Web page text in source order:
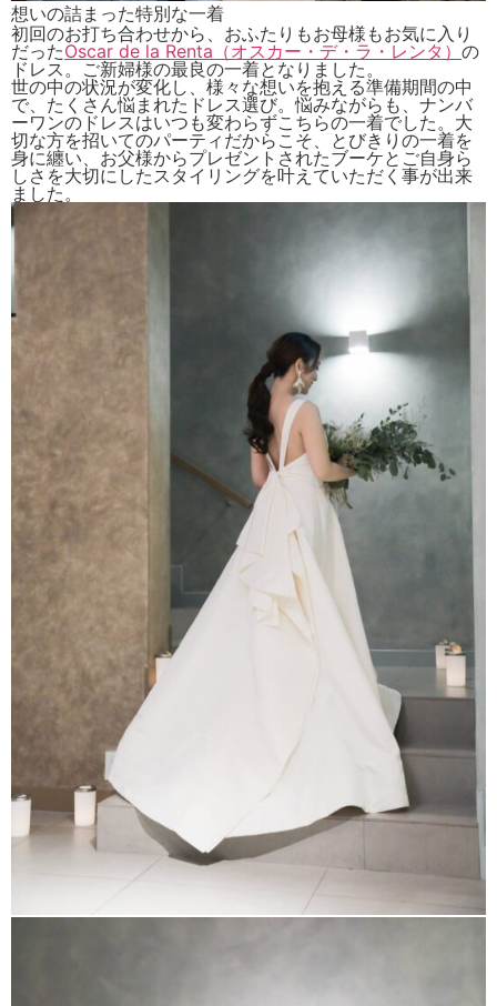
想いの詰まった特別な一着
初回のお打ち合わせから、おふたりもお母様もお気に入り
だったOscar de la Renta（オスカー・デ・ラ・レンタ） の
ドレス。ご新婦様の最良の一着となりました。
世の中の状況が変化し、様々な想いを抱える準備期間の中
で、たくさん悩まれたドレス選び。悩みながらも、ナンバ
ーワンのドレスはいつも変わらずこちらの一着でした。大
切な方を招いてのパーティだからこそ、とびきりの一着を
身に纏い、お父様からプレゼントされたブーケとご自身ら
しさを大切にしたスタイリングを叶えていただく事が出来
ました。